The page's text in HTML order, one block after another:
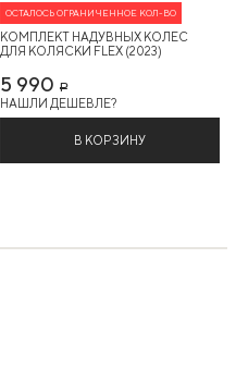
ОСТАЛОСЬ ОГРАНИЧЕННОЕ КОЛ-ВО
КОМПЛЕКТ НАДУВНЫХ КОЛЕС
ДЛЯ КОЛЯСКИ FLEX (2023)
5 990 Р
НАШЛИ ДЕШЕВЛЕ?
В КОРЗИНУ